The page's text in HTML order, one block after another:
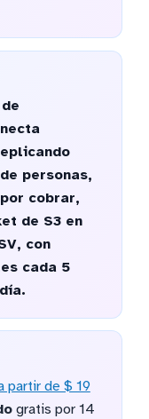
personas,
cobrar,
de S3 en
con
cada 5
partir de $ 19
gratis por 14